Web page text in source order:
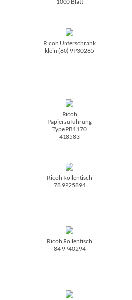
1000 Blatt
Ricoh Unterschrank
klein (80) 9P30285
Ricoh
Papierzuführung
Type PB1170
418583
Ricoh Rollentisch
78 9P25894
Ricoh Rollentisch
84 9P40294